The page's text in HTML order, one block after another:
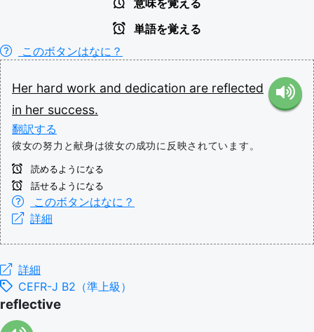
意味を覚える
単語を覚える
このボタンはなに？
Her hard work and dedication are reflected
in her success.
翻訳する
彼女の努力と献身は彼女の成功に反映されています。
読めるようになる
話せるようになる
このボタンはなに？
詳細
詳細
CEFR-J B2（準上級）
reflective